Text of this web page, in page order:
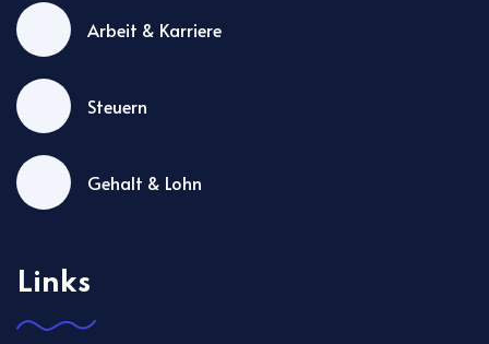
Arbeit & Karriere
Steuern
Gehalt & Lohn
Links